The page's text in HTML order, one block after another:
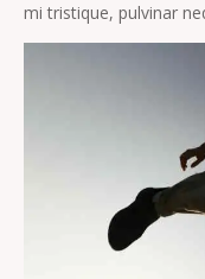
mi tristique, pulvinar